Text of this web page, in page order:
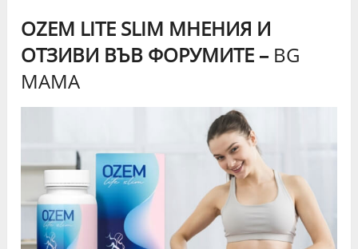
OZEM LITE SLIM МНЕНИЯ И
ОТЗИВИ ВЪВ ФОРУМИТЕ – BG
MAMA